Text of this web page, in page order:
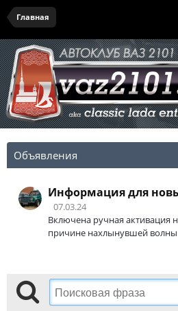
Главная
Объявления
Информация для
07.03.24
Включена ручная активация
причине нахлынувшей волны